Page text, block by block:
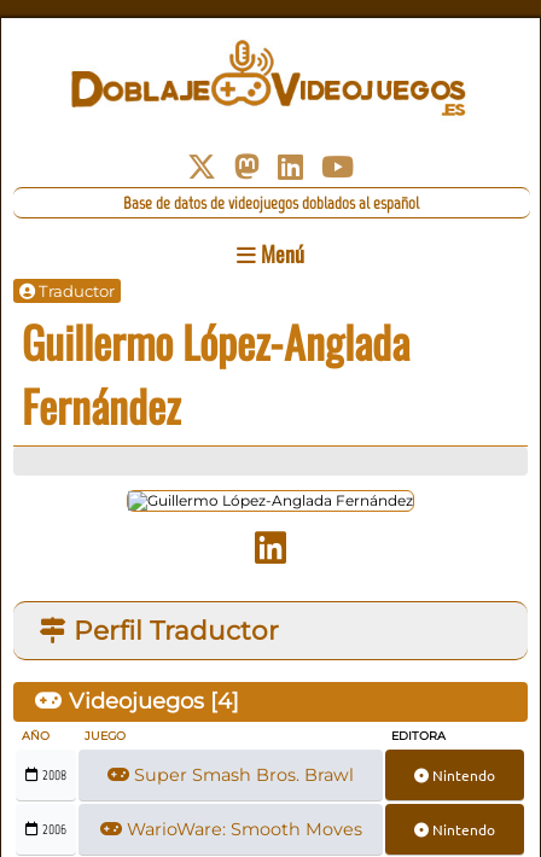
Base de datos de videojuegos doblados al español
Menú
Traductor
Guillermo López-Anglada
Fernández
Perfil Traductor
Videojuegos [4]
AÑO JUEGO EDITORA
2008 Super Smash Bros. Brawl Nintendo
2006 WarioWare: Smooth Moves Nintendo